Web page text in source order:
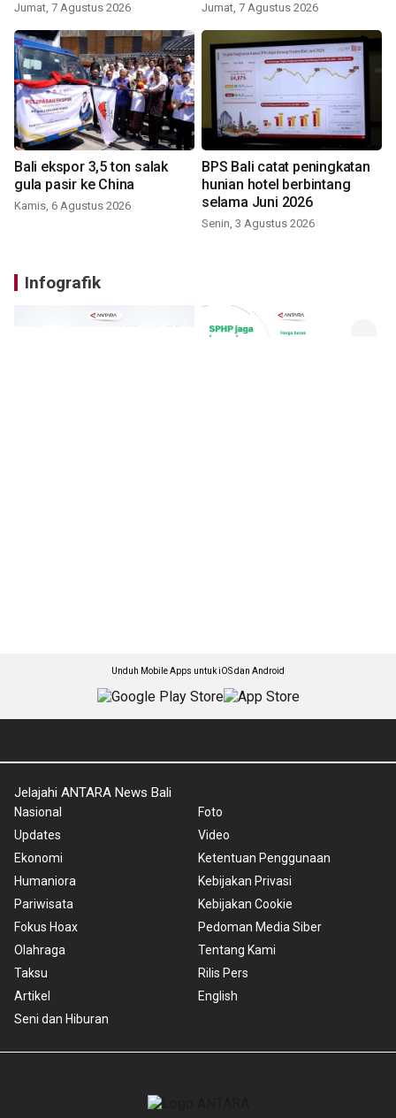
Jumat, 7 Agustus 2026 Jumat, 7 Agustus 2026
Bali ekspor 3,5 ton salak
gula pasir ke China
Kamis, 6 Agustus 2026
BPS Bali catat peningkatan
hunian hotel berbintang
selama Juni 2026
Senin, 3 Agustus 2026
Infografik
Unduh Mobile Apps untuk iOS dan Android
Jelajahi ANTARA News Bali
Nasional
Updates
Ekonomi
Humaniora
Pariwisata
Fokus Hoax
Olahraga
Taksu
Artikel
Seni dan Hiburan
Foto
Video
Ketentuan Penggunaan
Kebijakan Privasi
Kebijakan Cookie
Pedoman Media Siber
Tentang Kami
Rilis Pers
English